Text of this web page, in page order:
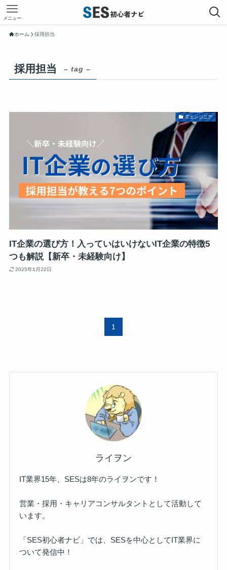
メニュー
ホーム 採用担当
採用担当 – tag –
ITエンジニア
IT企業の選び方！入っていはいけないIT企業の特徴5
つも解説【新卒・未経験向け】
2025年1月22日
1
ライヲン
IT業界15年、SESは8年のライヲンです！
営業・採用・キャリアコンサルタントとして活動して
います。
「SES初心者ナビ」では、SESを中心としてIT業界に
ついて発信中！